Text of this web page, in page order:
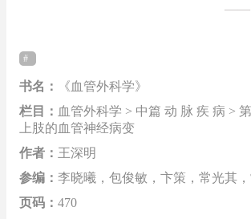
——
书名：
《血管外科学》
栏目： 血管外科学 > 中篇 动 脉 疾 病 >
上肢的血管神经病变
作者： 王深明
参编： 李晓曦，包俊敏，卞策，常光其
页码： 470